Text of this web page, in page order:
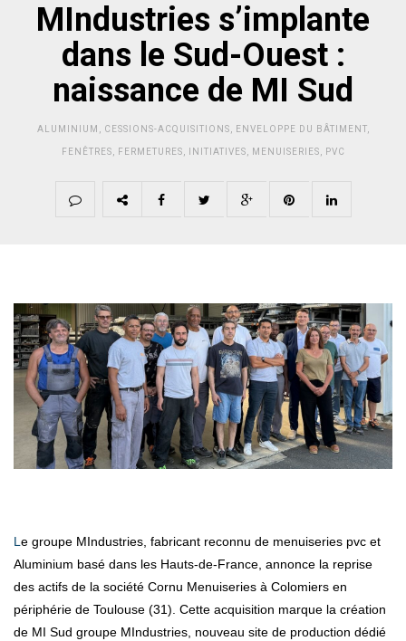
MIndustries s’implante
dans le Sud-Ouest :
naissance de MI Sud
ALUMINIUM CESSIONS-ACQUISITIONS ENVELOPPE DU BÂTIMENT,
FENÊTRES FERMETURES INITIATIVES MENUISERIES PVC
Le groupe MIndustries, fabricant reconnu de menuiseries pvc et
Aluminium basé dans les Hauts-de-France, annonce la reprise
des actifs de la société Cornu Menuiseries à Colomiers en
périphérie de Toulouse (31). Cette acquisition marque la création
de MI Sud groupe MIndustries, nouveau site de production dédié